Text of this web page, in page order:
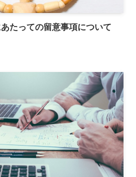
たっての留意事項について